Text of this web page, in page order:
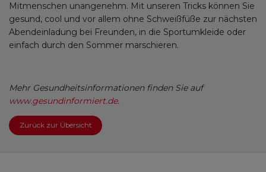
Zurück zur Übersicht
Mitmenschen unangenehm. Mit unseren Tricks können Sie
gesund, cool und vor allem ohne Schweißfüße zur nächsten
Abendeinladung bei Freunden, in die Sportumkleide oder
einfach durch den Sommer marschieren.
Mehr Gesundheitsinformationen finden Sie auf
www.gesundinformiert.de.